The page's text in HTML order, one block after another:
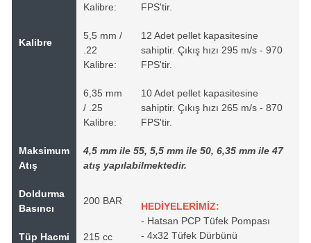
Kalibre
Kalibre:
FPS'tir.
5,5 mm /
.22
Kalibre:
12 Adet pellet kapasitesine
sahiptir. Çıkış hızı 295 m/s - 970
FPS'tir.
6,35 mm
/ .25
Kalibre:
10 Adet pellet kapasitesine
sahiptir. Çıkış hızı 265 m/s - 870
FPS'tir.
Maksimum
Atış
4,5 mm ile 55, 5,5 mm ile 50, 6,35 mm ile 47
atış yapılabilmektedir.
Doldurma
Basıncı
200 BAR
HEDİYELERİMİZ:
- Hatsan PCP Tüfek Pompası
- 4x32 Tüfek Dürbünü
Tüp Hacmi 215 cc